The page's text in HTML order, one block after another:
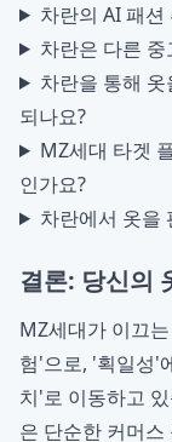
차란의 AI 패
차란은 다른
차란을 통해
되나요?
MZ세대 타겟
인가요?
차란에서 옷을
결론: 당신의
MZ세대가 이끄
험'으로, '획일성'
치'로 이동하고
은 단순한 커머